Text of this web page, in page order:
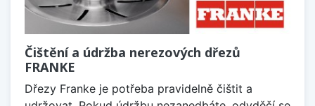
Čištění a údržba nerezových dřezů
FRANKE
Dřezy Franke je potřeba pravidelně čištit a